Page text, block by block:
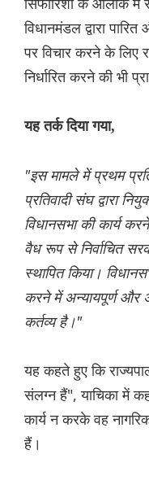
विधानमंडल द्वारा
पर विचार करने के लिए
निर्धारित करने की भी
यह तर्क दिया गया,
"इस मामले में प्रथम
प्रतिवादी संघ द्वारा
विधानसभा की कार्य
वैध रूप से निर्वाचित
स्थापित किया।
करने में अन्यायपूर्ण और
कर्तव्य है।"
यह कहते हुए कि
संलग्न हैं", याचिका में
कार्य न करके वह
हैं।